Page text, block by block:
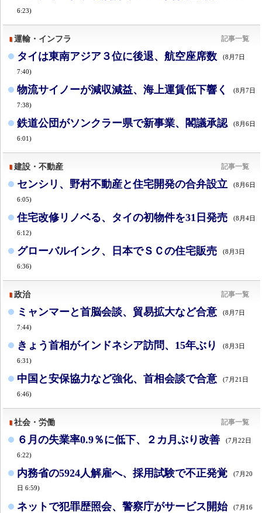
6:23)
運輸・インフラ 記事一覧
タイは東南アジア３位に後退、航空座席数 (8月7日
7:40)
物流サイノーが減収減益、海上運賃低下響く (8月7日
7:38)
鉄道公団がソンクラー県で新事業、閣議承認 (8月6日
6:01)
建設・不動産 記事一覧
センシリ、野村不動産と住宅開発の合弁設立 (8月6日
6:05)
住宅改修リノベる、タイの初物件を31日発売 (8月4日
6:12)
グローバルインク、日本でＳＣの住宅販売 (8月3日
6:36)
政治 記事一覧
ミャンマーと首脳会談、貿易拡大など合意 (8月7日
7:44)
きょう首相がインドネシア訪問、15年ぶり (8月3日
6:31)
中国と安保協力など強化、首相会談で合意 (7月21日
6:46)
社会・労働 記事一覧
６月の失業率0.9％に低下、２カ月ぶり改善 (7月22日
6:22)
内務省の5924人解雇へ、採用試験で不正発覚
(7月20
日 6:59)
ネットで犯罪歴照会、警察庁がサービス開始
(7月16